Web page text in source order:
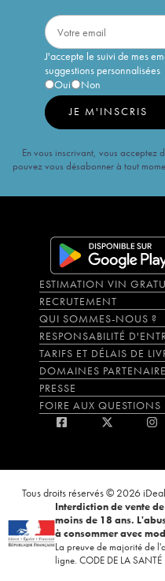
J'accepte le suivi de mes
suggestions personnalisées
Oui
Non
JE M'INSCRIS
En vous inscrivant, vous acceptez
pouvez vous désabonner à tout
ESTIMATION VIN
RECRUTEMENT
QUI SOMMES-NOUS ?
RESPONSABILITÉ
TARIFS ET DÉLAIS DE
DOMAINES
PRESSE
FOIRE AUX QUESTIONS
Tous droits réservés © 2026
Interdiction de vente
moins de 18 ans.
à consommer avec
La preuve de majorité de
ligne. CODE DE LA